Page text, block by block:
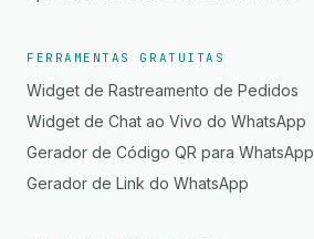
FERRAMENTAS GRATUITAS
Widget de Rastreamento de Pedidos
Widget de Chat ao Vivo do WhatsApp
Gerador de Código QR para WhatsApp
Gerador de Link do WhatsApp